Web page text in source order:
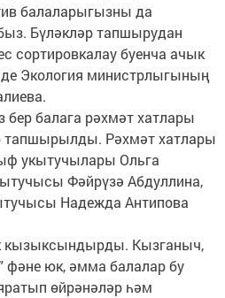
балаларыгызны да
Бүләкләр тапшырудан
сортировкалау буенча ачык
Экология министрлыгының
бер балага рәхмәт хатлары
тапшырылды. Рәхмәт хатлары
укытучылары Ольга
Фәйрүзә Абдуллина,
Надежда Антипова
кызыксындырды. Кызганыч,
фәне юк, әмма балалар бу
өйрәнәләр һәм